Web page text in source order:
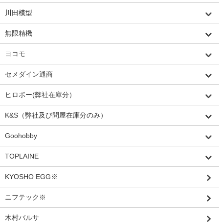
川田模型
無限精機
ヨコモ
セメダイン通商
ヒロボー(弊社在庫分）
K&S（弊社及び問屋在庫分のみ）
Goohobby
TOPLAINE
KYOSHO EGG※
ニフテック※
木村バルサ